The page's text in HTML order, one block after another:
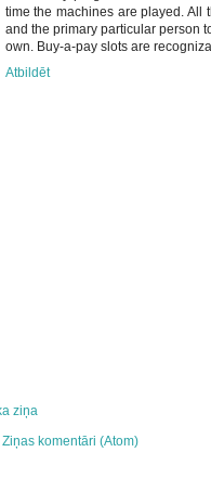
time the machines are played. All
and the primary particular person
own. Buy-a-pay slots are
Atbildēt
ziņa
Ziņas komentāri (Atom)